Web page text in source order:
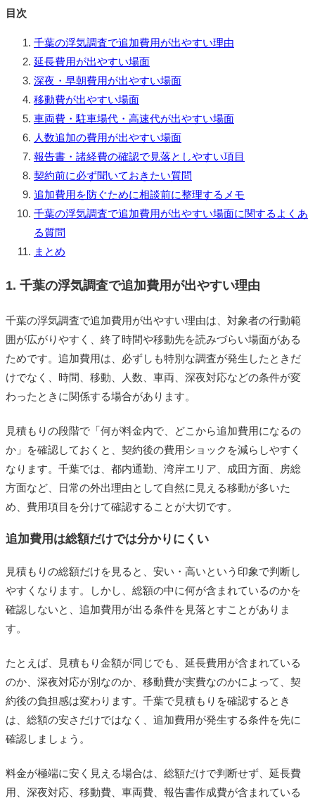
目次
千葉の浮気調査で追加費用が出やすい理由
延長費用が出やすい場面
深夜・早朝費用が出やすい場面
移動費が出やすい場面
車両費・駐車場代・高速代が出やすい場面
人数追加の費用が出やすい場面
報告書・諸経費の確認で見落としやすい項目
契約前に必ず聞いておきたい質問
追加費用を防ぐために相談前に整理するメモ
千葉の浮気調査で追加費用が出やすい場面に関するよくあ
る質問
まとめ
1. 千葉の浮気調査で追加費用が出やすい理由
千葉の浮気調査で追加費用が出やすい理由は、対象者の行動範
囲が広がりやすく、終了時間や移動先を読みづらい場面がある
ためです。追加費用は、必ずしも特別な調査が発生したときだ
けでなく、時間、移動、人数、車両、深夜対応などの条件が変
わったときに関係する場合があります。
見積もりの段階で「何が料金内で、どこから追加費用になるの
か」を確認しておくと、契約後の費用ショックを減らしやすく
なります。千葉では、都内通勤、湾岸エリア、成田方面、房総
方面など、日常の外出理由として自然に見える移動が多いた
め、費用項目を分けて確認することが大切です。
追加費用は総額だけでは分かりにくい
見積もりの総額だけを見ると、安い・高いという印象で判断し
やすくなります。しかし、総額の中に何が含まれているのかを
確認しないと、追加費用が出る条件を見落とすことがありま
す。
たとえば、見積もり金額が同じでも、延長費用が含まれている
のか、深夜対応が別なのか、移動費が実費なのかによって、契
約後の負担感は変わります。千葉で見積もりを確認するとき
は、総額の安さだけではなく、追加費用が発生する条件を先に
確認しましょう。
料金が極端に安く見える場合は、総額だけで判断せず、延長費
用、深夜対応、移動費、車両費、報告書作成費が含まれている